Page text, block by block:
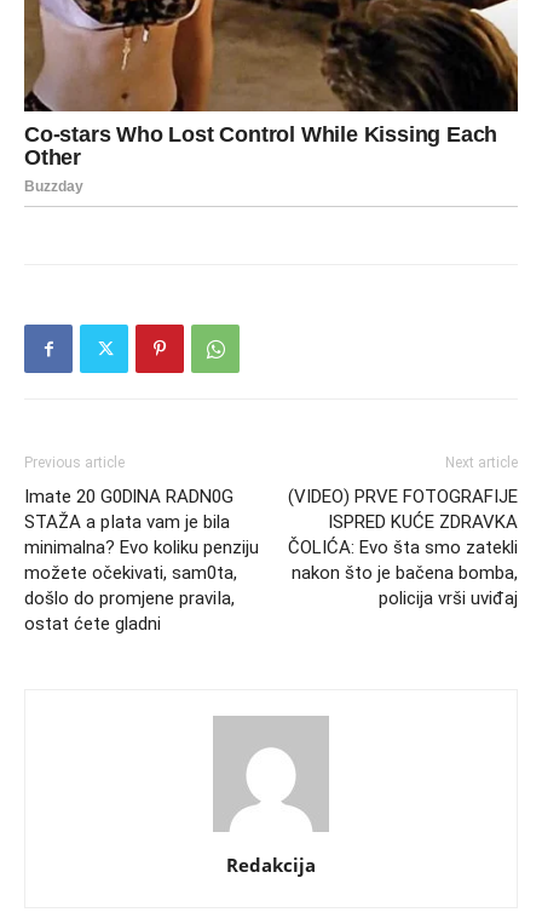
Previous article
Imate 20 G0DlNA RADN0G
STAŽA a pIata vam je bila
minimalna? Evo koliku penziju
možete očekivati, sam0ta,
došlo do promjene praviIa,
ostat ćete gladni
Next article
(VIDEO) PRVE FOTOGRAFIJE
ISPRED KUĆE ZDRAVKA
ČOLIĆA: Evo šta smo zatekli
nakon što je bačena bomba,
policija vrši uviđaj
Redakcija